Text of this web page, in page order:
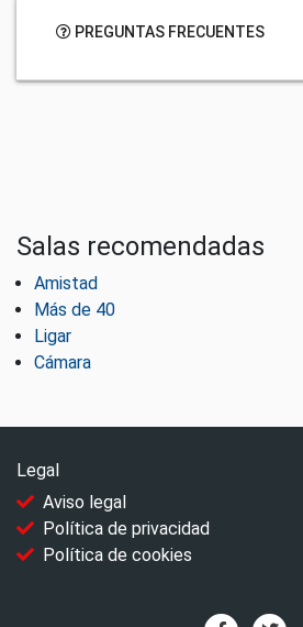
PREGUNTAS FRECUENTES
Salas recomendadas
Amistad
Más de 40
Ligar
Cámara
Legal
Aviso legal
Política de privacidad
Política de cookies